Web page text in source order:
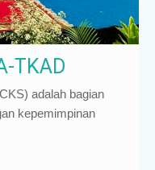
TKAD
adalah bagian
kepemimpinan